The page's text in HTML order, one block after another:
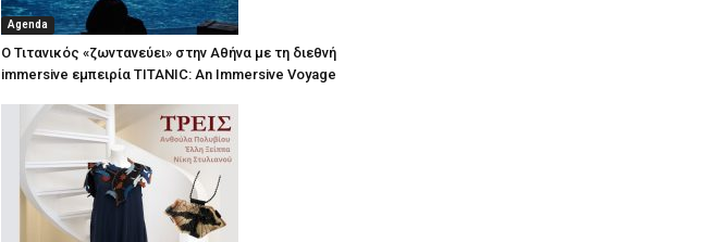
Agenda
Ο Τιτανικός «ζωντανεύει» στην Αθήνα με τη διεθνή
immersive εμπειρία TITANIC: An Immersive Voyage